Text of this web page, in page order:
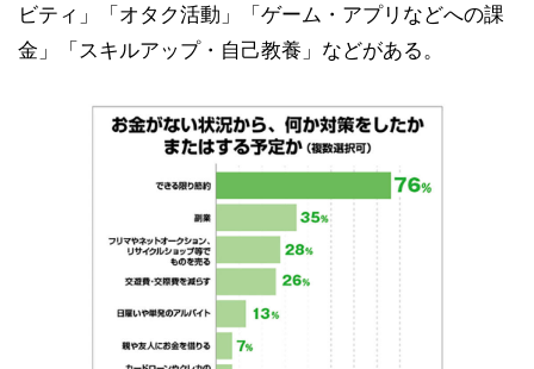
ビティ」「オタク活動」「ゲーム・アプリなどへの課
金」「スキルアップ・自己教養」などがある。